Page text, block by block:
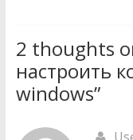
2 thoughts
настроить
windows”